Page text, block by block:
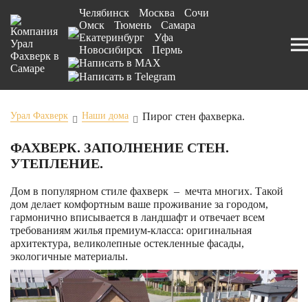
Челябинск Москва
Сочи
Омск
Тюмень
Самара
Екатеринбург
Уфа
Новосибирск
Пермь
Урал Фахверк Наши дома Пирог стен фахверка.
ФАХВЕРК. ЗАПОЛНЕНИЕ СТЕН.
УТЕПЛЕНИЕ.
Дом в популярном стиле фахверк – мечта многих. Такой
дом делает комфортным ваше проживание за городом,
гармонично вписывается в ландшафт и отвечает всем
требованиям жилья премиум-класса: оригинальная
архитектура, великолепные остекленные фасады,
экологичные материалы.